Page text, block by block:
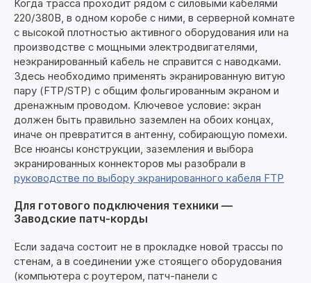
Когда трасса проходит рядом с силовыми кабелями
220/380В, в одном коробе с ними, в серверной комнате
с высокой плотностью активного оборудования или на
производстве с мощными электродвигателями,
неэкранированный кабель не справится с наводками.
Здесь необходимо применять экранированную витую
пару (FTP/STP) с общим фольгированным экраном и
дренажным проводом. Ключевое условие: экран
должен быть правильно заземлен на обоих концах,
иначе он превратится в антенну, собирающую помехи.
Все нюансы конструкции, заземления и выбора
экранированных коннекторов мы разобрали в
руководстве по выбору экранированного кабеля FTP
Для готового подключения техники —
Заводские патч-корды
Если задача состоит не в прокладке новой трассы по
стенам, а в соединении уже стоящего оборудования
(компьютера с роутером, патч-панели с